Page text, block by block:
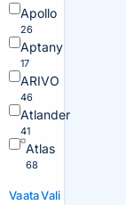
Apollo
26
Aptany
17
ARIVO
46
Atlander
41
Atlas
68
VaataVali